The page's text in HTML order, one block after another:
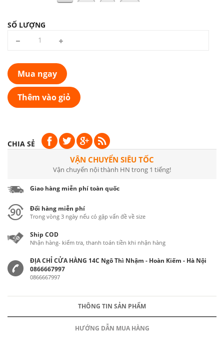
SỐ LƯỢNG
Mua ngay
Thêm vào giỏ
CHIA SẺ
VẬN CHUYỂN SIÊU TỐC
Vận chuyển nội thành HN trong 1 tiếng!
Giao hàng miễn phí toàn quốc
Đổi hàng miễn phí
Trong vòng 3 ngày nếu có gặp vấn đề về size
Ship COD
Nhận hàng- kiểm tra, thanh toán tiền khi nhận hàng
ĐỊA CHỈ CỬA HÀNG 14C Ngô Thì Nhậm - Hoàn Kiếm - Hà Nội
0866667997
0866667997
THÔNG TIN SẢN PHẨM
HƯỚNG DẪN MUA HÀNG